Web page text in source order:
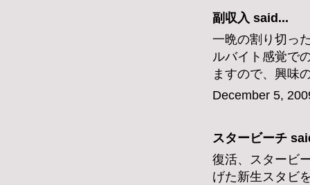
副収入 said...
一晩の割り切っ
ルバイト感覚で
ますので、興味
December 5,
スタービーチ
復活、スタービ
げた新生スタビ